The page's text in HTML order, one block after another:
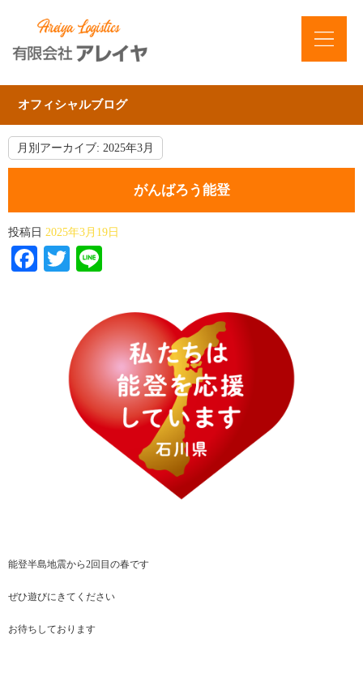
オフィシャルブログ
月別アーカイブ: 2025年3月
がんばろう能登
投稿日 2025年3月19日
Facebook
Twitter
能登半島地震から2回目の春です
ぜひ遊びにきてください
お待ちしております